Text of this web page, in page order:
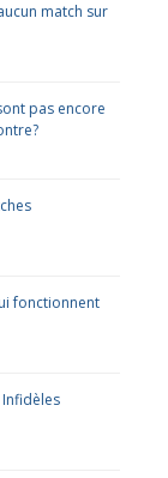
match sur
pas encore
fonctionnent